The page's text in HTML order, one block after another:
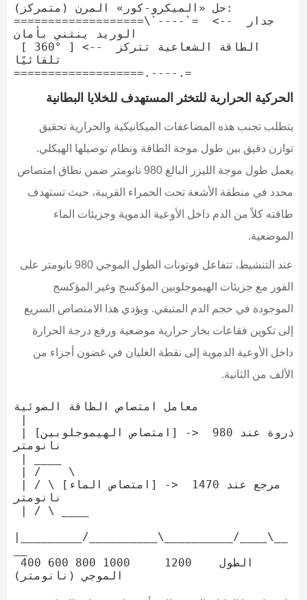
حل «الميكرو-كور» المرن (متمركز):
===================\`----`=  <-- جدار
الوريد ينثني بأمان
تلقائيًا
الحركية الحرارية للتخثر المستهدف للخلايا البطانية
يتطلب تجنب هذه المضاعفات الميكانيكية والحرارية تحقيق
توازن دقيق بين طول موجة الطاقة ونظام توصيلها الهيكلي.
يعمل طول موجة الليزر البالغ 980 نانومتر ضمن نطاق امتصاص
محدد في منطقة الأشعة تحت الحمراء القريبة، حيث تستهدف
طاقته كلاً من الدم داخل الأوعية الدموية وجزيئات الماء
الموضعية.
عند التنشيط، تتفاعل فوتونات الطول الموجي 980 نانومتر على
الفور مع جزيئات الهيموجلوبين المؤكسج وغير المؤكسج
الموجودة في حجم الدم المتبقي. ويؤدي هذا الامتصاص السريع
إلى تكوين فقاعات بخار حرارية موضعية ورفع درجة الحرارة
داخل الأوعية الدموية إلى نقطة الغليان في غضون أجزاء من
الألف من الثانية.
معامل امتصاص الطاقة الضوئية
نانومتر
نانومتر
|_________/__________\__________/____\__